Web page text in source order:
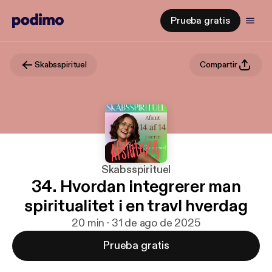
Prueba gratis
Skabsspirituel Compartir
Skabsspirituel
34. Hvordan integrerer man
spiritualitet i en travl hverdag
20 min · 31 de ago de 2025
Prueba gratis